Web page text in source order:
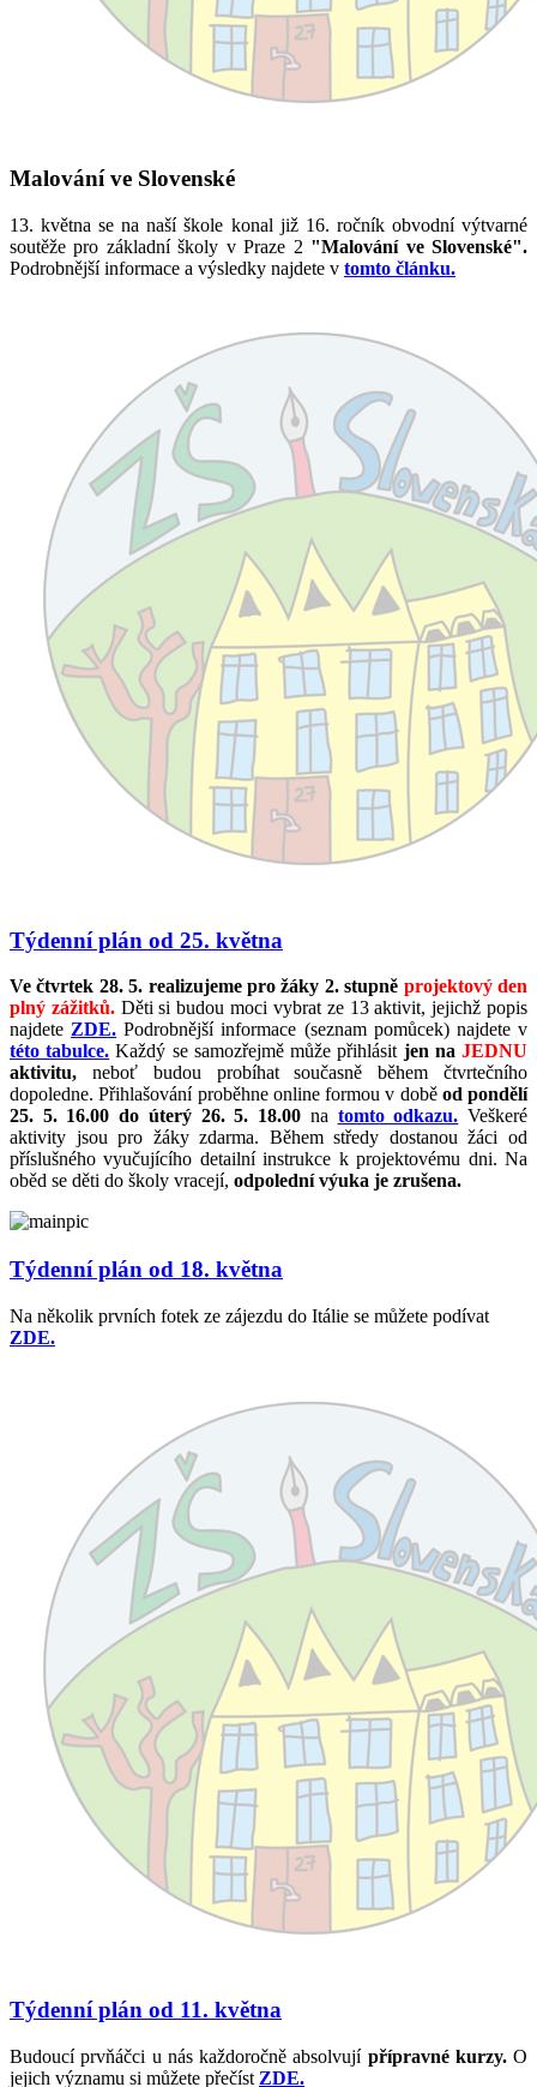
Malování ve Slovenské
13. května se na naší škole konal již 16. ročník obvodní výtvarné
soutěže pro základní školy v Praze 2 "Malování ve Slovenské".
Podrobnější informace a výsledky najdete v tomto článku.
Týdenní plán od 25. května
Ve čtvrtek 28. 5. realizujeme pro žáky 2. stupně projektový den
plný zážitků.Děti si budou moci vybrat ze 13 aktivit, jejichž popis
najdete ZDE. Podrobnější informace (seznam pomůcek) najdete v
této tabulce. Každý se samozřejmě může přihlásit jen naJEDNU
aktivitu, neboť budou probíhat současně během čtvrtečního
dopoledne. Přihlašování proběhne online formou v době od pondělí
25. 5. 16.00 do úterý 26. 5. 18.00 na tomto odkazu. Veškeré
aktivity jsou pro žáky zdarma. Během středy dostanou žáci od
příslušného vyučujícího detailní instrukce k projektovému dni. Na
oběd se děti do školy vracejí, odpolední výuka je zrušena.
Týdenní plán od 18. května
Na několik prvních fotek ze zájezdu do Itálie se můžete podívat
ZDE.
Týdenní plán od 11. května
Budoucí prvňáčci u nás každoročně absolvují přípravné kurzy.O
jejich významu si můžete přečíst ZDE.